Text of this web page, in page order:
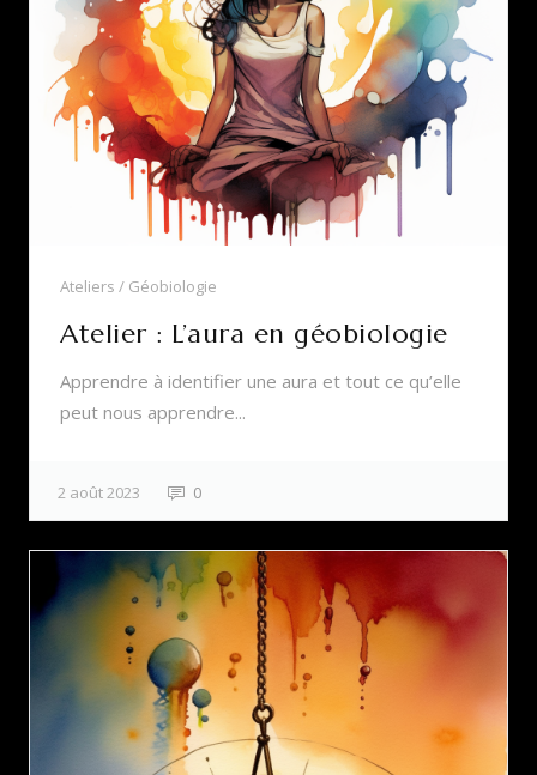
Ateliers Géobiologie
Atelier : L’aura en géobiologie
Apprendre à identifier une aura et tout ce qu’elle
peut nous apprendre...
2 août 2023 0